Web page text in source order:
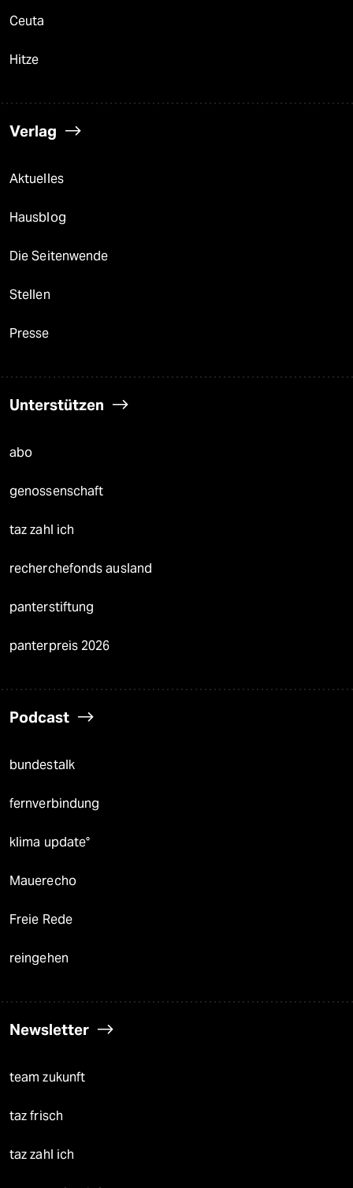
Ceuta
Hitze
Verlag
Aktuelles
Hausblog
Die Seitenwende
Stellen
Presse
Unterstützen
abo
genossenschaft
taz zahl ich
recherchefonds ausland
panterstiftung
panterpreis 2026
Podcast
bundestalk
fernverbindung
klima update°
Mauerecho
Freie Rede
reingehen
Newsletter
team zukunft
taz frisch
taz zahl ich